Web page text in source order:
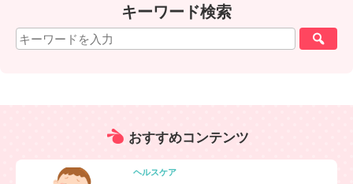
キーワード検索
おすすめコンテンツ
ヘルスケア